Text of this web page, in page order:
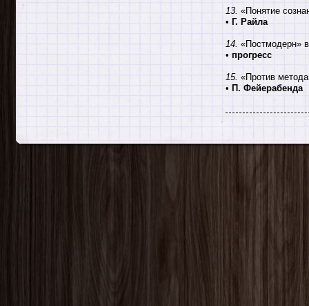
13. «Понятие
• Г. Райла
14. «Постмодерн»
• прогресс
15. «Против
• П. Фейерабенда